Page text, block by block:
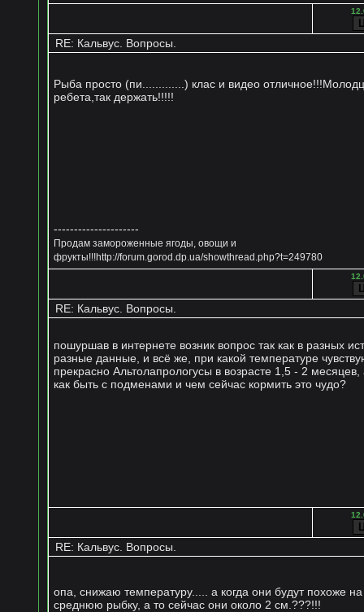
RE: Кальвус. Вопросы.
Рыба просто (пи.............) клас и видео
ребета,так держать!!!!!
---------------------
Продам замороженные ягоды, овощи и
фрукты!!!http://forum.gorod.dp.ua/showthread.php?t=249780
RE: Кальвус. Вопросы.
пошуршав в интернете возник вопрос так как в разных
разные данные, и всё же, при какой температуре
прекрасно Альтолапрологусы в возрасте 1,5 - 2 месяцев,
как быть с подменами и чем сейчас кормить это чудо?
RE: Кальвус. Вопросы.
опа, снижаю температуру..... а когда они будут похоже
среднюю рыбку, а то сейчас они около 2 см.???!!!